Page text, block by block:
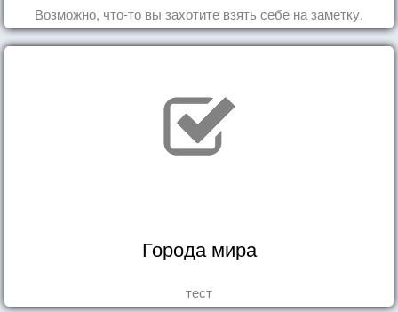
Возможно, что-то вы захотите взять себе на заметку.
Города мира
тест